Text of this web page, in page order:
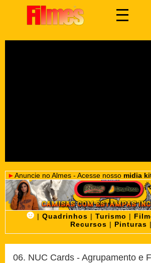
►Anuncie no Almes - Acesse nosso midia
☻| Quadrinhos | Turismo |
Recursos | Pinturas |
06. NUC Cards - Agrupamento e